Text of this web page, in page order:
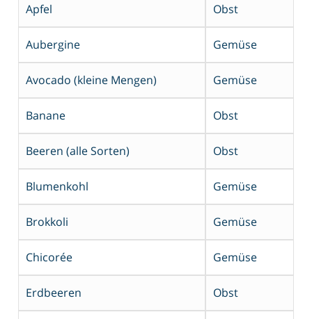
Apfel Obst
Aubergine Gemüse
Avocado (kleine Mengen) Gemüse
Banane Obst
Beeren (alle Sorten) Obst
Blumenkohl Gemüse
Brokkoli Gemüse
Chicorée Gemüse
Erdbeeren Obst